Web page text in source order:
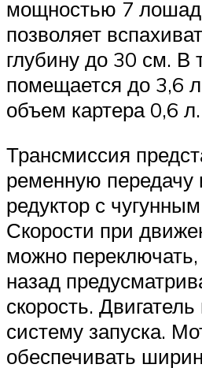
мощностью 7
позволяет
глубину до 30 см. В
помещается до 3,6
объем картера 0,6 л.
Трансмиссия
ременную передачу
редуктор с
Скорости при
можно
назад
скорость.
систему запуска.
обеспечивать